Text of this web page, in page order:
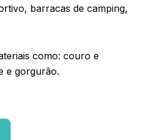
barracas de camping,
como: couro e
e gorgurão.